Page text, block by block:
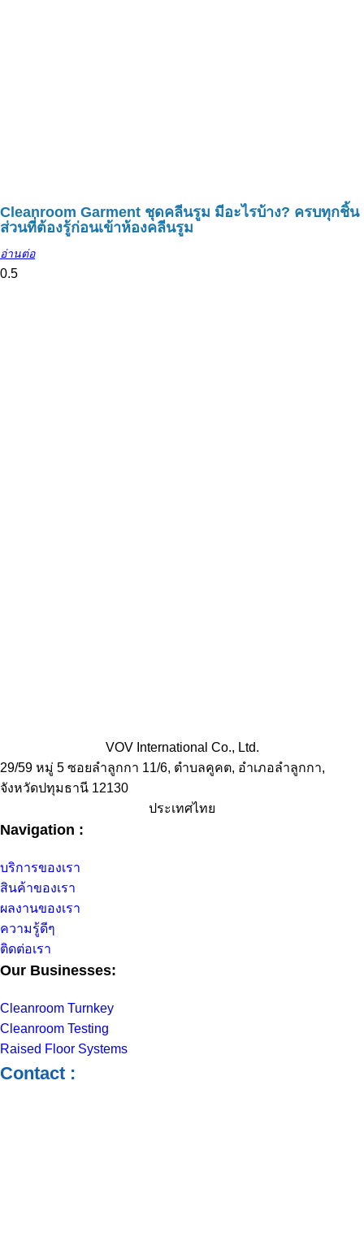
Cleanroom Garment ชุดคลีนรูม มีอะไรบ้าง? ครบทุกชิ้น
ส่วนที่ต้องรู้ก่อนเข้าห้องคลีนรูม
อ่านต่อ
VOV International Co., Ltd.
29/59 หมู่ 5 ซอยลำลูกกา 11/6, ตำบลคูคต, อำเภอลำลูกกา,
จังหวัดปทุมธานี 12130
ประเทศไทย
Navigation :
บริการของเรา
สินค้าของเรา
ผลงานของเรา
ความรู้ดีๆ
ติดต่อเรา
Our Businesses:
Cleanroom Turnkey
Cleanroom Testing
Raised Floor Systems
Contact :